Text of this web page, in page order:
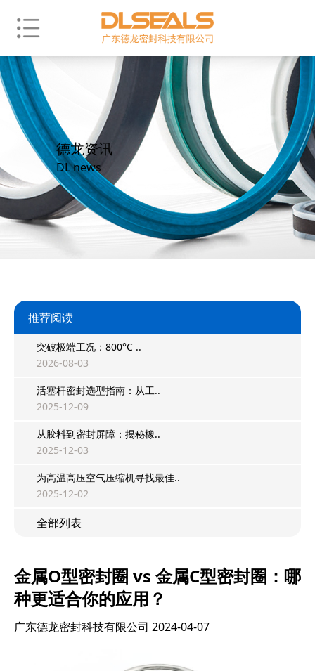
德龙资讯
DL news
推荐阅读
突破极端工况：800°C ..
2026-08-03
活塞杆密封选型指南：从工..
2025-12-09
从胶料到密封屏障：揭秘橡..
2025-12-03
为高温高压空气压缩机寻找最佳..
2025-12-02
全部列表
金属O型密封圈 vs 金属C型密封圈：哪
种更适合你的应用？
广东德龙密封科技有限公司 2024-04-07